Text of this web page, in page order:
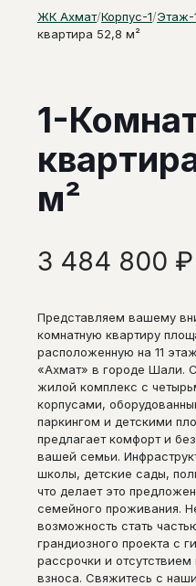
ЖК Ахмат/Корпус-1/Этаж-
квартира 52,8 м²
1-
м²
3 484 800 ₽
Представляем вашему
комнатную квартиру
расположенную на 11
«Ахмат» в городе Шали.
жилой комплекс с
корпусами,
паркингом и детскими
предлагает комфорт и
вашей семьи.
школы, детские сады,
что делает это
семейного проживания.
возможность стать
грандиозного проекта с
рассрочки и отсутствием
взноса. Свяжитесь с